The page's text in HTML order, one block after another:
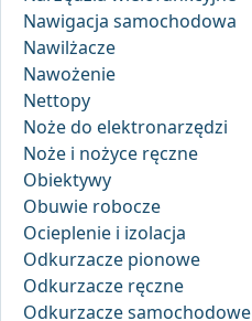
Nawigacja samochodowa
Nawilżacze
Nawożenie
Nettopy
Noże do elektronarzędzi
Noże i nożyce ręczne
Obiektywy
Obuwie robocze
Ocieplenie i izolacja
Odkurzacze pionowe
Odkurzacze ręczne
Odkurzacze samochodowe